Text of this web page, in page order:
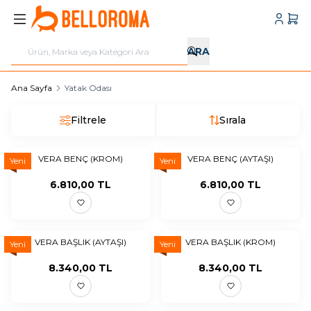
ARA
Ana Sayfa Yatak Odası
Filtrele Sırala
Yeni VERA BENÇ (KROM)
6.810,00 TL
Yeni VERA BENÇ (AYTAŞI)
6.810,00 TL
Yeni VERA BAŞLIK (AYTAŞI)
8.340,00 TL
Yeni VERA BAŞLIK (KROM)
8.340,00 TL